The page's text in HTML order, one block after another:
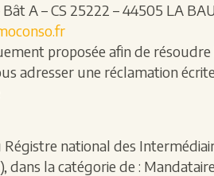
A – CS 25222 – 44505 LA
proposée afin de
adresser une réclamation
national des
dans la catégorie de :